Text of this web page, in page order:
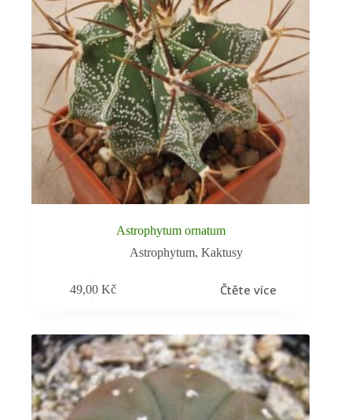
Astrophytum ornatum
Astrophytum,Kaktusy
49,00Kč Čtěte více